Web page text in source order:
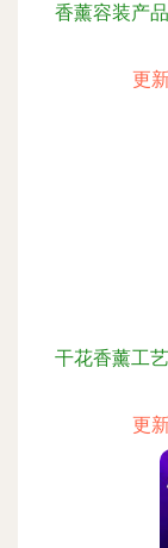
香薰容装产
更
干花香薰工
更